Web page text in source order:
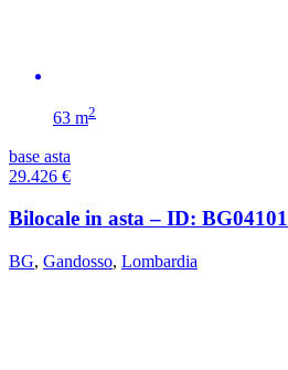
63 m2
base asta
29.426 €
Bilocale in asta – ID: BG04101
BG, Gandosso, Lombardia